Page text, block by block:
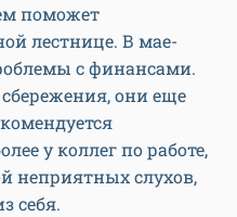
поможет
лестнице. В мае-
с финансами.
они еще
у коллег по работе,
неприятных слухов,
себя.